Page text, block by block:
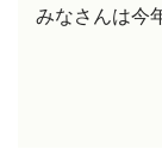
みなさんは今